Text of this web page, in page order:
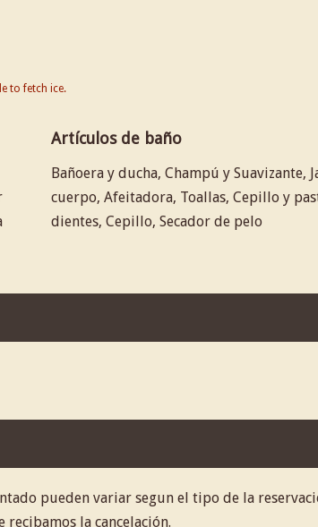
to fetch ice.
Artículos de baño
Bañoera y ducha, Champú y Suavizante,
cuerpo, Afeitadora, Toallas, Cepillo y
dientes, Cepillo, Secador de pelo
pueden variar segun el tipo de la
recibamos la cancelación.